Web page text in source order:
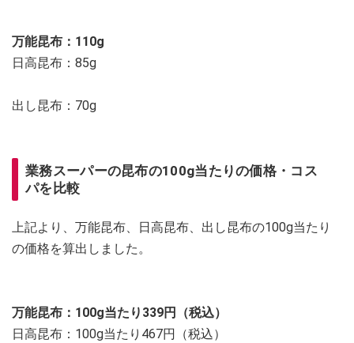
万能昆布：110g
日高昆布：85g
出し昆布：70g
業務スーパーの昆布の100g当たりの価格・コス
パを比較
上記より、万能昆布、日高昆布、出し昆布の100g当たり
の価格を算出しました。
万能昆布：100g当たり339円（税込）
日高昆布：100g当たり467円（税込）